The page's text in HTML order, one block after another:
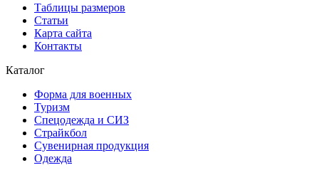
Таблицы размеров
Статьи
Карта сайта
Контакты
Каталог
Форма для военных
Туризм
Спецодежда и СИЗ
Страйкбол
Сувенирная продукция
Одежда